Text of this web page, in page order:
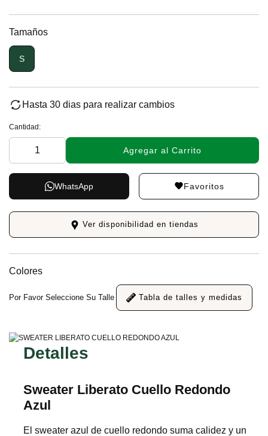
Tamaños
S
Hasta 30 dias para realizar cambios
Cantidad:
Agregar al Carrito
Favoritos
WhatsApp
Ver disponibilidad en tiendas
Colores
Por Favor Seleccione Su Talle Tabla de talles y medidas
Detalles
Sweater Liberato Cuello Redondo
Azul
El sweater azul de cuello redondo suma calidez y un